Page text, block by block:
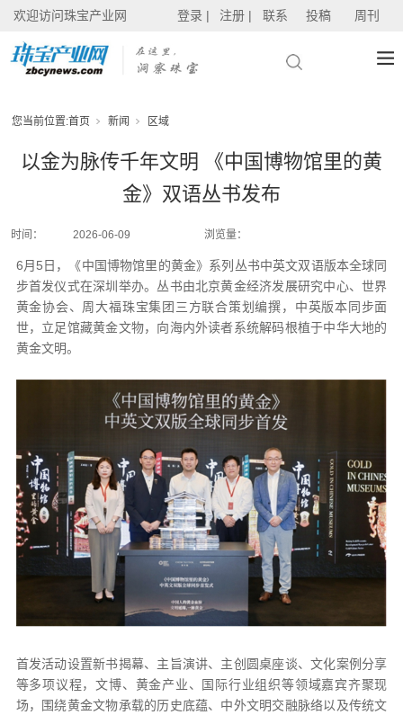
欢迎访问珠宝产业网 登录 | 注册 | 联系 投稿 周刊
您当前位置:首页 新闻 区域
以金为脉传千年文明 《中国博物馆里的黄
金》双语丛书发布
时间： 2026-06-09 浏览量：
6月5日，《中国博物馆里的黄金》系列丛书中英文双语版本全球同
步首发仪式在深圳举办。丛书由北京黄金经济发展研究中心、世界
黄金协会、周大福珠宝集团三方联合策划编撰，中英版本同步面
世，立足馆藏黄金文物，向海内外读者系统解码根植于中华大地的
黄金文明。
首发活动设置新书揭幕、主旨演讲、主创圆桌座谈、文化案例分享
等多项议程，文博、黄金产业、国际行业组织等领域嘉宾齐聚现
场，围绕黄金文物承载的历史底蕴、中外文明交融脉络以及传统文